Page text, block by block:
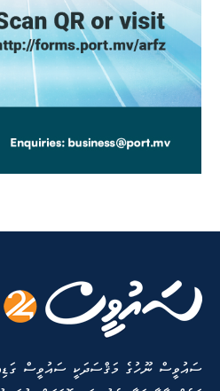
ސައުވީސް ނޫހުގެ މަޤްސަދަކީ ސައުވީސް